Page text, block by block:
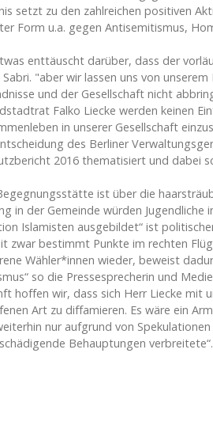
setzt zu den zahlreichen positiven
Form u.a. gegen Antisemitismus,
enttäuscht darüber, dass der
"aber wir lassen uns von
und der Gesellschaft nicht
Falko Liecke werden keinen
in unserer Gesellschaft
des Berliner
2016 thematisiert und dabei
ist über die
in der Gemeinde würden
Islamisten ausgebildet“ ist
zwar bestimmt Punkte im rechten
Wähler*innen wieder, beweist
so die Pressesprecherin und
hoffen wir, dass sich Herr Liecke
Art zu diffamieren. Es wäre ein
nur aufgrund von
Behauptungen verbreitete“.